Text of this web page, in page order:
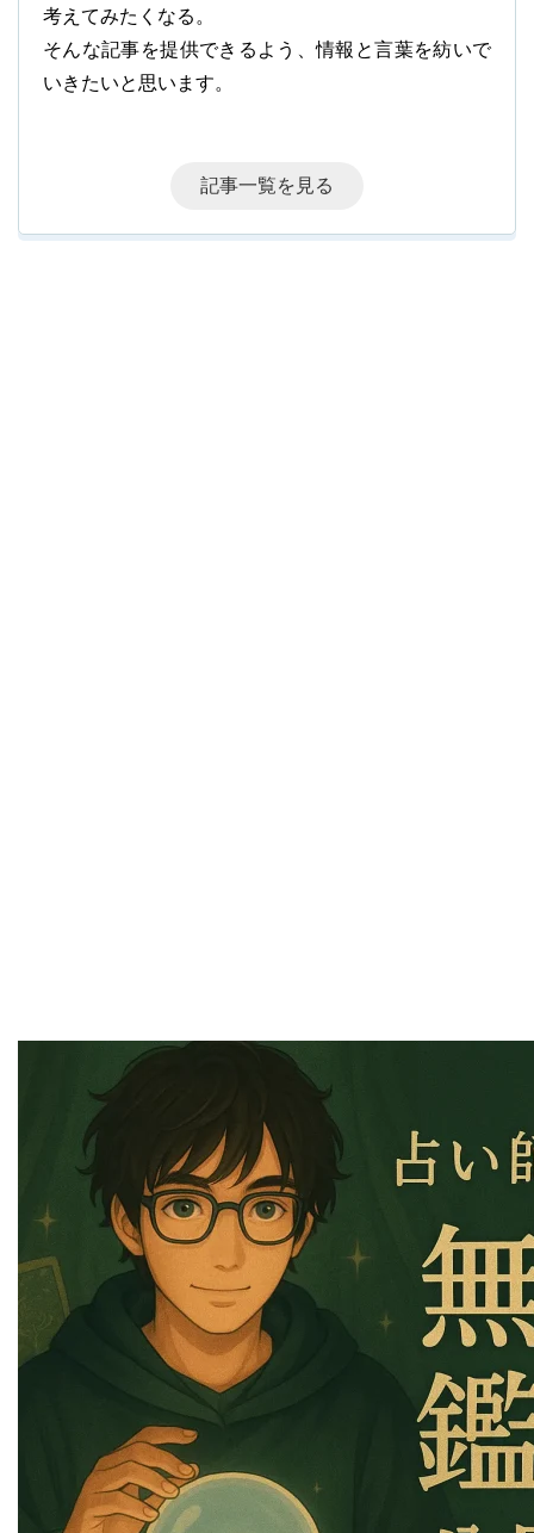
考えてみたくなる。
そんな記事を提供できるよう、情報と言葉を紡いで
いきたいと思います。
記事一覧を見る